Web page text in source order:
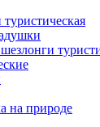
на природе